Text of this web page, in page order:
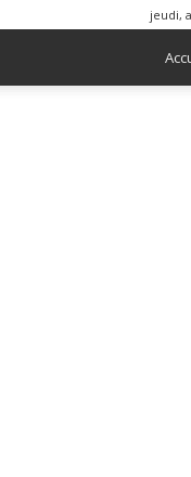
jeudi,